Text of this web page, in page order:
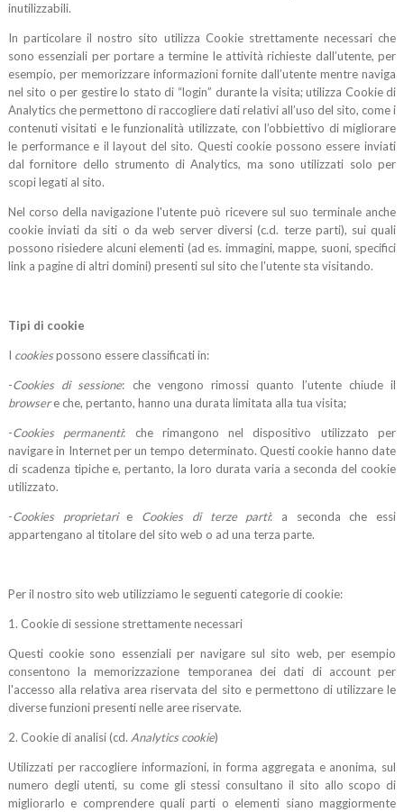
inutilizzabili.
In particolare il nostro sito utilizza Cookie strettamente necessari che
sono essenziali per portare a termine le attività richieste dall’utente, per
esempio, per memorizzare informazioni fornite dall’utente mentre naviga
nel sito o per gestire lo stato di “login” durante la visita; utilizza Cookie di
Analytics che permettono di raccogliere dati relativi all’uso del sito, come i
contenuti visitati e le funzionalità utilizzate, con l’obbiettivo di migliorare
le performance e il layout del sito. Questi cookie possono essere inviati
dal fornitore dello strumento di Analytics, ma sono utilizzati solo per
scopi legati al sito.
Nel corso della navigazione l'utente può ricevere sul suo terminale anche
cookie inviati da siti o da web server diversi (c.d. terze parti), sui quali
possono risiedere alcuni elementi (ad es. immagini, mappe, suoni, specifici
link a pagine di altri domini) presenti sul sito che l'utente sta visitando.
Tipi di cookie
I cookiespossono essere classificati in:
-Cookies di sessione: che vengono rimossi quanto l’utente chiude il
browsere che, pertanto, hanno una durata limitata alla tua visita;
-Cookies permanenti: che rimangono nel dispositivo utilizzato per
navigare in Internet per un tempo determinato. Questi cookie hanno date
di scadenza tipiche e, pertanto, la loro durata varia a seconda del cookie
utilizzato.
-Cookies proprietarie Cookies di terze parti: a seconda che essi
appartengano al titolare del sito web o ad una terza parte.
Per il nostro sito web utilizziamo le seguenti categorie di cookie:
1. Cookie di sessione strettamente necessari
Questi cookie sono essenziali per navigare sul sito web, per esempio
consentono la memorizzazione temporanea dei dati di account per
l'accesso alla relativa area riservata del sito e permettono di utilizzare le
diverse funzioni presenti nelle aree riservate.
2. Cookie di analisi (cd. Analytics cookie)
Utilizzati per raccogliere informazioni, in forma aggregata e anonima, sul
numero degli utenti, su come gli stessi consultano il sito allo scopo di
migliorarlo e comprendere quali parti o elementi siano maggiormente